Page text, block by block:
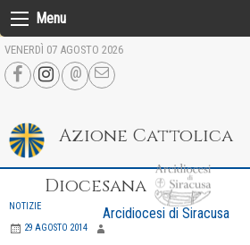
Skip
to
content
Menu
VENERDÌ 07 AGOSTO 2026
Azione Cattolica
Diocesana
Arcidiocesi di Siracusa
NOTIZIE
29 AGOSTO 2014